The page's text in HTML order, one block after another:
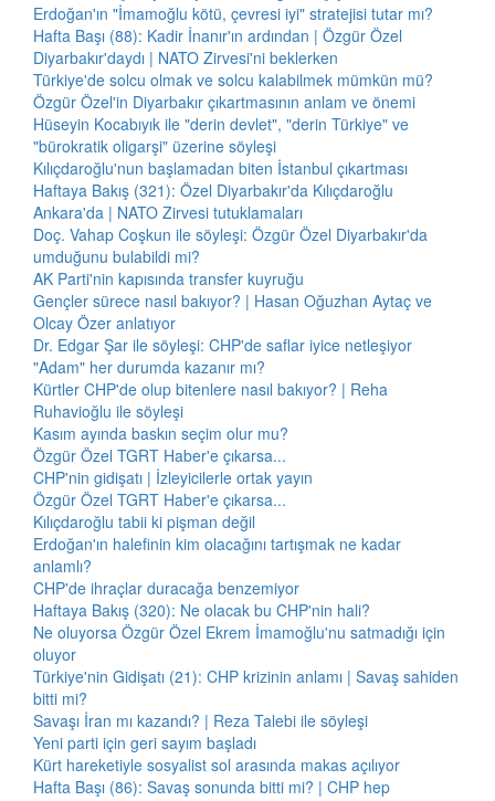
Erdoğan'ın "İmamoğlu kötü, çevresi iyi" stratejisi tutar mı?
Hafta Başı (88): Kadir İnanır'ın ardından | Özgür Özel
Diyarbakır'daydı | NATO Zirvesi'ni beklerken
Türkiye'de solcu olmak ve solcu kalabilmek mümkün mü?
Özgür Özel'in Diyarbakır çıkartmasının anlam ve önemi
Hüseyin Kocabıyık ile "derin devlet", "derin Türkiye" ve
"bürokratik oligarşi" üzerine söyleşi
Kılıçdaroğlu'nun başlamadan biten İstanbul çıkartması
Haftaya Bakış (321): Özel Diyarbakır'da Kılıçdaroğlu
Ankara'da | NATO Zirvesi tutuklamaları
Doç. Vahap Coşkun ile söyleşi: Özgür Özel Diyarbakır'da
umduğunu bulabildi mi?
AK Parti'nin kapısında transfer kuyruğu
Gençler sürece nasıl bakıyor? | Hasan Oğuzhan Aytaç ve
Olcay Özer anlatıyor
Dr. Edgar Şar ile söyleşi: CHP'de saflar iyice netleşiyor
"Adam" her durumda kazanır mı?
Kürtler CHP'de olup bitenlere nasıl bakıyor? | Reha
Ruhavioğlu ile söyleşi
Kasım ayında baskın seçim olur mu?
Özgür Özel TGRT Haber'e çıkarsa...
CHP'nin gidişatı | İzleyicilerle ortak yayın
Özgür Özel TGRT Haber'e çıkarsa...
Kılıçdaroğlu tabii ki pişman değil
Erdoğan'ın halefinin kim olacağını tartışmak ne kadar
anlamlı?
CHP'de ihraçlar duracağa benzemiyor
Haftaya Bakış (320): Ne olacak bu CHP'nin hali?
Ne oluyorsa Özgür Özel Ekrem İmamoğlu'nu satmadığı için
oluyor
Türkiye'nin Gidişatı (21): CHP krizinin anlamı | Savaş sahiden
bitti mi?
Savaşı İran mı kazandı? | Reza Talebi ile söyleşi
Yeni parti için geri sayım başladı
Kürt hareketiyle sosyalist sol arasında makas açılıyor
Hafta Başı (86): Savaş sonunda bitti mi? | CHP hep